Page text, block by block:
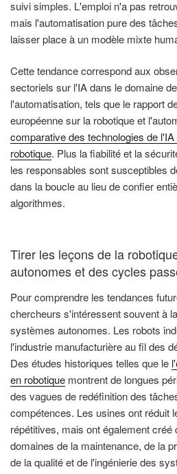
suivi simples. L'emploi n'a pas
mais l'automatisation pure des
laisser place à un modèle mixte
Cette tendance correspond aux
sectoriels sur l'IA dans le domaine
l'automatisation, tels que le rapport
européenne sur la robotique et
comparative des technologies de
robotique. Plus la fiabilité et la
les responsables sont susceptibles
dans la boucle au lieu de confier
algorithmes.
Tirer les leçons de la
autonomes et des cycles
Pour comprendre les tendances
chercheurs s'intéressent souvent à
systèmes autonomes. Les robots
l'industrie manufacturière au fil des
Des études historiques telles que le
en robotique montrent de longues
des vagues de redéfinition des
compétences. Les usines ont réduit
répétitives, mais ont également créé
domaines de la maintenance, de la
de la qualité et de l'ingénierie des